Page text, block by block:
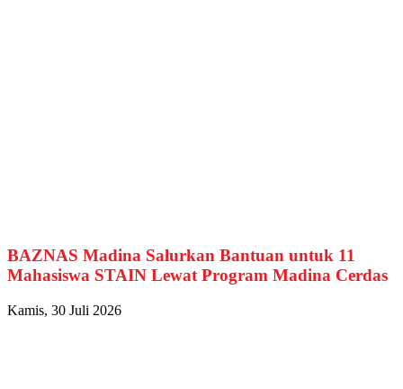
BAZNAS Madina Salurkan Bantuan untuk 11
Mahasiswa STAIN Lewat Program Madina Cerdas
Kamis, 30 Juli 2026